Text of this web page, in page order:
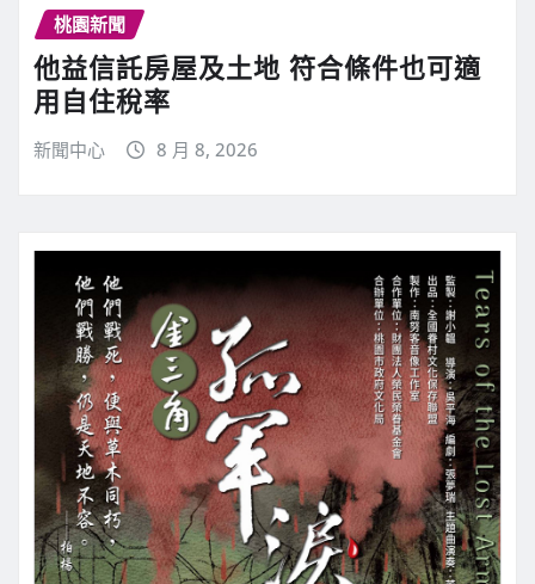
桃園新聞
他益信託房屋及土地 符合條件也可適
用自住稅率
新聞中心 8 月 8, 2026